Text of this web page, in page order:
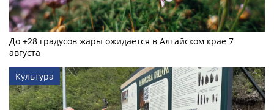
До +28 градусов жары ожидается в Алтайском крае 7
августа
Культура